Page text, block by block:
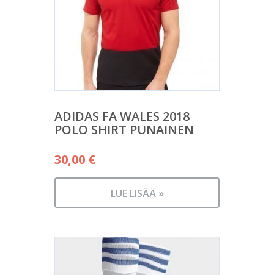
ADIDAS FA WALES 2018
POLO SHIRT PUNAINEN
30,00 €
LUE LISÄÄ »